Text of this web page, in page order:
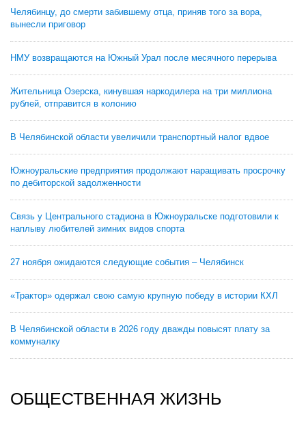
Челябинцу, до смерти забившему отца, приняв того за вора,
вынесли приговор
НМУ возвращаются на Южный Урал после месячного перерыва
Жительница Озерска, кинувшая наркодилера на три миллиона
рублей, отправится в колонию
В Челябинской области увеличили транспортный налог вдвое
Южноуральские предприятия продолжают наращивать просрочку
по дебиторской задолженности
Связь у Центрального стадиона в Южноуральске подготовили к
наплыву любителей зимних видов спорта
27 ноября ожидаются следующие события – Челябинск
«Трактор» одержал свою самую крупную победу в истории КХЛ
В Челябинской области в 2026 году дважды повысят плату за
коммуналку
ОБЩЕСТВЕННАЯ ЖИЗНЬ